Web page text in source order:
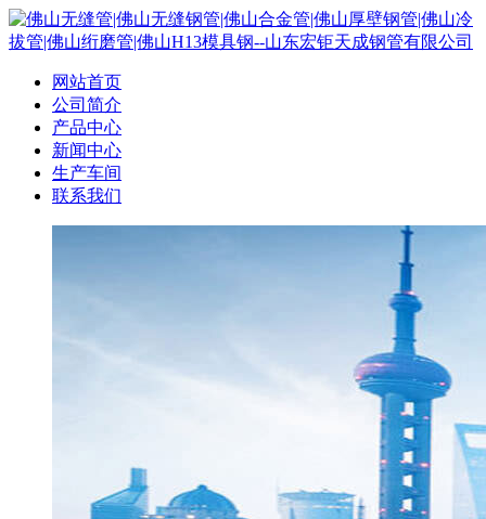
网站首页
公司简介
产品中心
新闻中心
生产车间
联系我们